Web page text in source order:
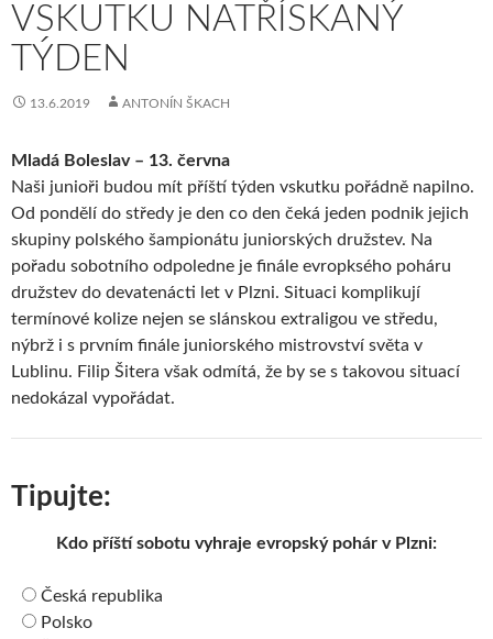
VSKUTKU NATŘÍSKANÝ
TÝDEN
13.6.2019 ANTONÍN ŠKACH
Mladá Boleslav – 13. června
Naši junioři budou mít příští týden vskutku pořádně napilno.
Od pondělí do středy je den co den čeká jeden podnik jejich
skupiny polského šampionátu juniorských družstev. Na
pořadu sobotního odpoledne je finále evropksého poháru
družstev do devatenácti let v Plzni. Situaci komplikují
termínové kolize nejen se slánskou extraligou ve středu,
nýbrž i s prvním finále juniorského mistrovství světa v
Lublinu. Filip Šitera však odmítá, že by se s takovou situací
nedokázal vypořádat.
Tipujte:
Kdo příští sobotu vyhraje evropský pohár v Plzni:
Česká republika
Polsko